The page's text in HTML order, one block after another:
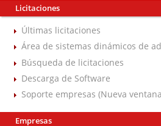
Licitaciones
Últimas licitaciones
Área de sistemas dinámicos de
Búsqueda de licitaciones
Descarga de Software
Soporte empresas (Nueva
Empresas